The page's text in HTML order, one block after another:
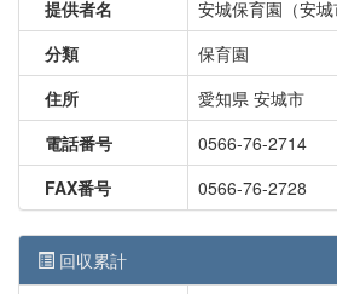
提供者名
安城保育園（安城
分類
保育園
住所
愛知県 安城市
電話番号
0566-76-2714
FAX番号
0566-76-2728
回収累計